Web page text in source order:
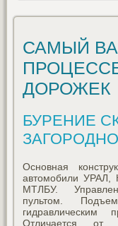
САМЫЙ
ДОРОЖЕК
БУРЕНИЕ
Основная
автомобили
МТЛБУ.
пультом.
гидравлическим
Отличается от